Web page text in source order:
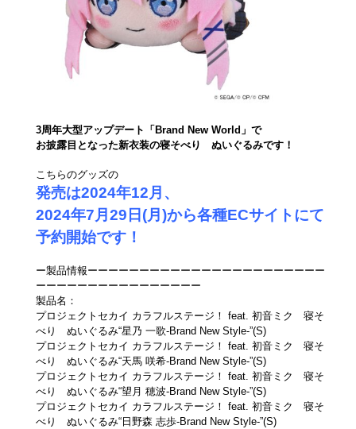
3周年大型アップデート「Brand New World」で
お披露目となった新衣装の寝そべり ぬいぐるみです！
こちらのグッズの
発売は2024年12月、
2024年7月29日(月)から各種ECサイトにて
予約開始です！
ー製品情報ーーーーーーーーーーーーーーーーーーーーーーー
ーーーーーーーーーーーーーーーー
製品名：
プロジェクトセカイ カラフルステージ！ feat. 初音ミク 寝そ
べり ぬいぐるみ“星乃 一歌‐Brand New Style‐”(S)
プロジェクトセカイ カラフルステージ！ feat. 初音ミク 寝そ
べり ぬいぐるみ“天馬 咲希‐Brand New Style‐”(S)
プロジェクトセカイ カラフルステージ！ feat. 初音ミク 寝そ
べり ぬいぐるみ“望月 穂波‐Brand New Style‐”(S)
プロジェクトセカイ カラフルステージ！ feat. 初音ミク 寝そ
べり ぬいぐるみ“日野森 志歩‐Brand New Style‐”(S)